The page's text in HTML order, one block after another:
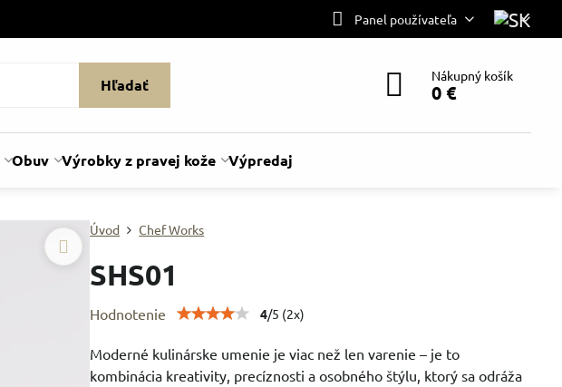
Panel používateľa
Hľadať Nákupný košík
0 €
Obuv Výrobky z pravej kože Výpredaj
Úvod Chef Works
SHS01
Hodnotenie 4/5 (2x)
Moderné kulinárske umenie je viac než len varenie – je to
kombinácia kreativity, precíznosti a osobného štýlu, ktorý sa odráža